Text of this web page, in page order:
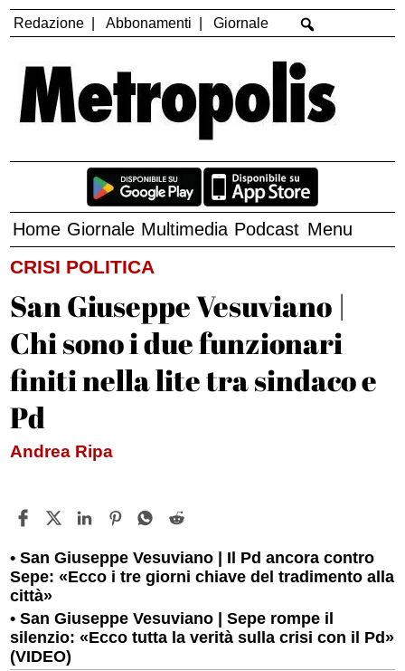
Redazione Abbonamenti Giornale
Home Giornale Multimedia Podcast Menu
CRISI POLITICA
San Giuseppe Vesuviano |
Chi sono i due funzionari
finiti nella lite tra sindaco e
Pd
Andrea Ripa
San Giuseppe Vesuviano | Il Pd ancora contro
Sepe: «Ecco i tre giorni chiave del tradimento alla
città»
San Giuseppe Vesuviano | Sepe rompe il
silenzio: «Ecco tutta la verità sulla crisi con il Pd»
(VIDEO)